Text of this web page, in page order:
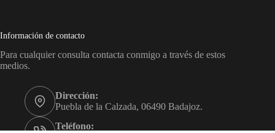
Información de contacto
Para cualquier consulta contacta conmigo a través de estos
medios.
Dirección:
Puebla de la Calzada, 06490 Badajoz.
Teléfono: